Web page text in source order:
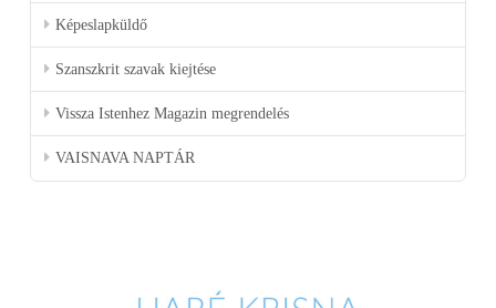
Képeslapküldő
Szanszkrit szavak kiejtése
Vissza Istenhez Magazin megrendelés
VAISNAVA NAPTÁR